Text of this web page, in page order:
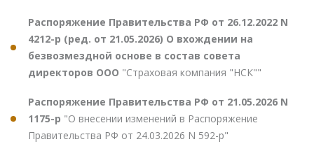
Распоряжение Правительства РФ от 26.12.2022 N
4212-р (ред. от 21.05.2026) О вхождении на
безвозмездной основе в состав совета
директоров ООО "Страховая компания "НСК""
Распоряжение Правительства РФ от 21.05.2026 N
1175-р "О внесении изменений в Распоряжение
Правительства РФ от 24.03.2026 N 592-р"